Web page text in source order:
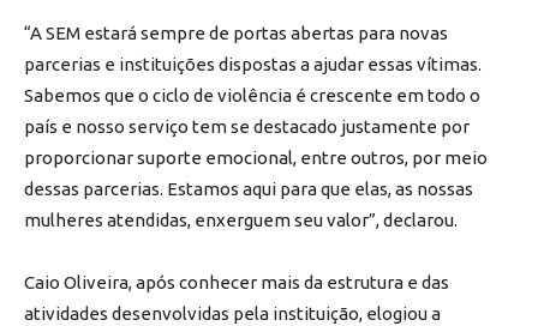
“A SEM estará sempre de portas abertas para novas
parcerias e instituições dispostas a ajudar essas vítimas.
Sabemos que o ciclo de violência é crescente em todo o
país e nosso serviço tem se destacado justamente por
proporcionar suporte emocional, entre outros, por meio
dessas parcerias. Estamos aqui para que elas, as nossas
mulheres atendidas, enxerguem seu valor”, declarou.
Caio Oliveira, após conhecer mais da estrutura e das
atividades desenvolvidas pela instituição, elogiou a